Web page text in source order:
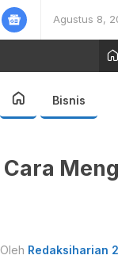
Agustus 8,
Bisnis
Cara
Oleh Redaksiharian